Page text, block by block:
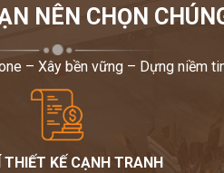
NÊN CHỌN
– Xây bền vững – Dựng niềm
THIẾT KẾ CẠNH TRANH